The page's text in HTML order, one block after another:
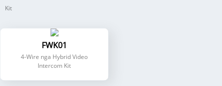
Kit
FWK01
4-Wire nga Hybrid Video
Intercom Kit